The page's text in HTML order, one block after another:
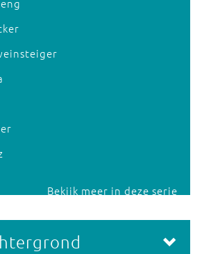
Bekijk meer in deze serie